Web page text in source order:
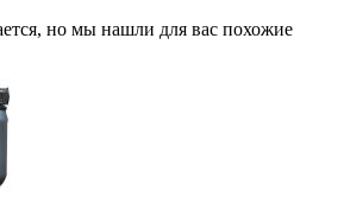
но мы нашли для вас похожие